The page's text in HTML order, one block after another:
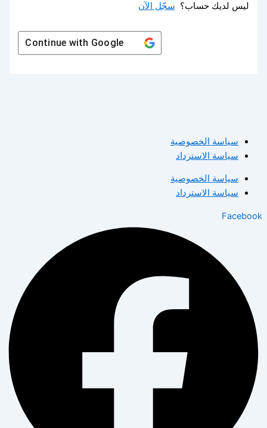
ليس لديك حساب؟ سجّل الآن
Continue withGoogle
سياسة الخصوصية
سياسة الاسترداد
سياسة الخصوصية
سياسة الاسترداد
Facebook